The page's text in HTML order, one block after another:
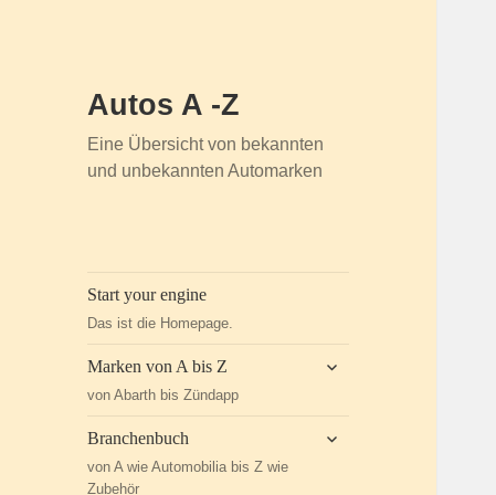
Autos A -Z
Eine Übersicht von bekannten
und unbekannten Automarken
Start your engine
Das ist die Homepage.
Marken von A bis Z
von Abarth bis Zündapp
öffnen
Branchenbuch
von A wie Automobilia bis Z wie
Zubehör
öffnen